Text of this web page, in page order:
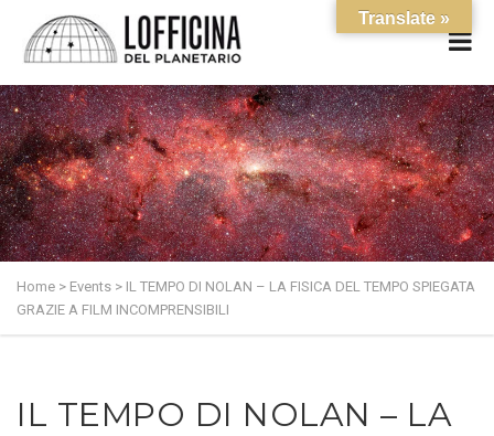
Home > Events > IL TEMPO DI NOLAN – LA FISICA DEL TEMPO SPIEGATA
GRAZIE A FILM INCOMPRENSIBILI
IL TEMPO DI NOLAN – LA
Translate »